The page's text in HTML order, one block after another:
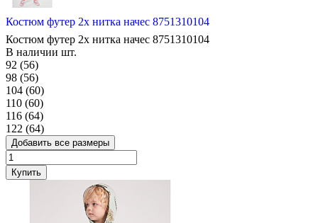
Костюм футер 2х нитка начес 8751310104
Костюм футер 2х нитка начес 8751310104
В наличии шт.
92 (56)
98 (56)
104 (60)
110 (60)
116 (64)
122 (64)
Добавить все размеры
Купить